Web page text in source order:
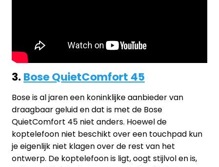
3. Bose QuietComfort 45
Bose is al jaren een koninklijke aanbieder van
draagbaar geluid en dat is met de Bose
QuietComfort 45 niet anders. Hoewel de
koptelefoon niet beschikt over een touchpad kun
je eigenlijk niet klagen over de rest van het
ontwerp. De koptelefoon is ligt, oogt stijlvol en is,